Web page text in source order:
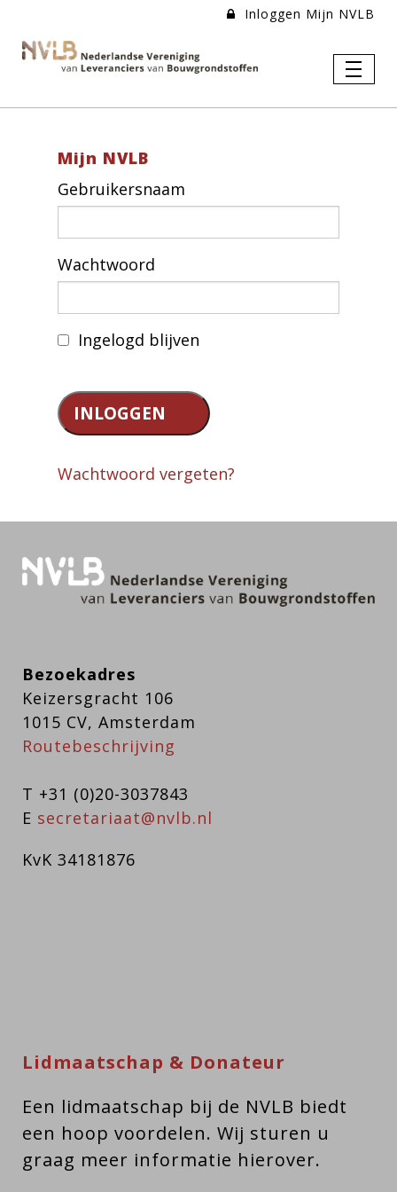
Inloggen Mijn NVLB
Mijn NVLB
Gebruikersnaam
Wachtwoord
Ingelogd blijven
Wachtwoord vergeten?
Bezoekadres
Keizersgracht 106
1015 CV, Amsterdam
Routebeschrijving
T +31 (0)20-3037843
E secretariaat@nvlb.nl
KvK 34181876
Lidmaatschap & Donateur
Een lidmaatschap bij de NVLB biedt
een hoop voordelen. Wij sturen u
graag meer informatie hierover.